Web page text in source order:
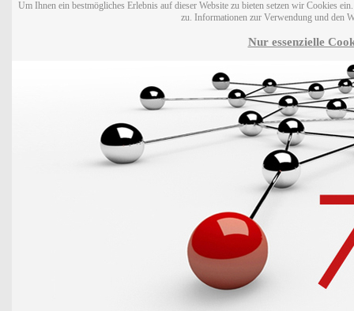
Um Ihnen ein bestmögliches Erlebnis auf dieser Website zu bieten setzen wir Cookies
zu. Informationen zur Verwendung und den
Nur essenzielle